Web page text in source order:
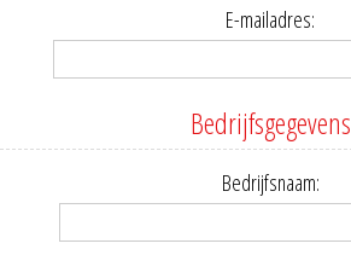
E-mailadres:
Bedrijfsgegevens
Bedrijfsnaam: